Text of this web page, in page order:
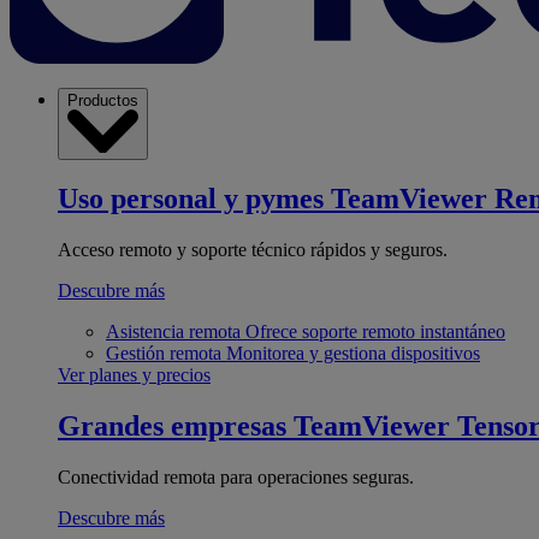
Productos
Uso personal y pymes TeamViewer
Acceso remoto y soporte técnico rápidos y seguros.
Descubre más
Asistencia remota Ofrece soporte remoto instantáneo
Gestión remota Monitorea y gestiona dispositivos
Ver planes y precios
Grandes empresas TeamViewer Tensor
Conectividad remota para operaciones seguras.
Descubre más